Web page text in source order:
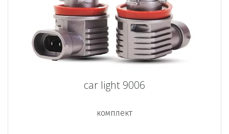
car light 9006
комплект